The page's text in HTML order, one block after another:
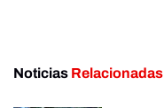
Noticias Relacionadas